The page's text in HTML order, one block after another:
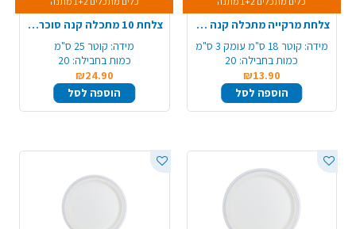
צלחת מרקייה מתכלה קנה סוכר מודפס 20 יח' - זהב
מידה: קוטר 18 ס"מ עומק 3 ס"מ
כמות בחבילה: 20
₪13.90
הוספה לסל
צלחת 10 מתכלה קנה סוכר מודפס 20 יח' - כסף
מידה: קוטר 25 ס"מ
כמות בחבילה: 20
₪24.90
הוספה לסל